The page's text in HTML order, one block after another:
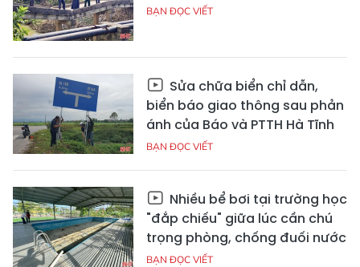
BẠN ĐỌC VIẾT
Sửa chữa biển chỉ dẫn,
biển báo giao thông sau phản
ánh của Báo và PTTH Hà Tĩnh
BẠN ĐỌC VIẾT
Nhiều bể bơi tại trường học
"đắp chiếu" giữa lúc cần chú
trọng phòng, chống đuối nước
BẠN ĐỌC VIẾT